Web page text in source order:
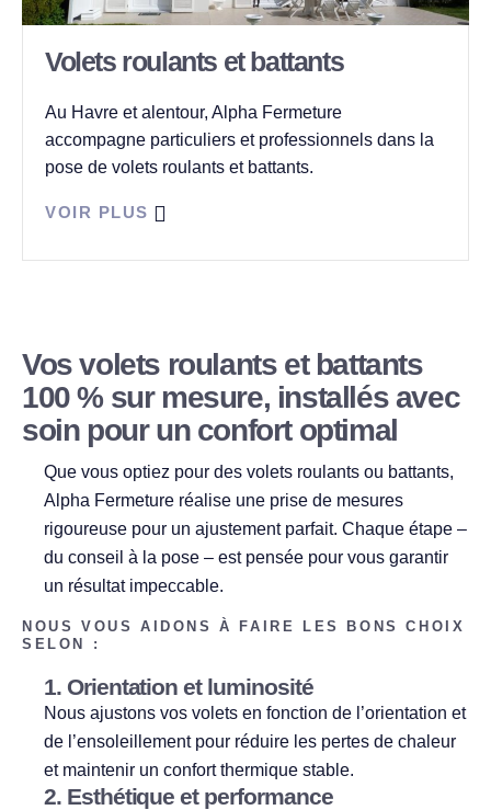
Volets roulants et battants
Au Havre et alentour, Alpha Fermeture
accompagne particuliers et professionnels dans la
pose de volets roulants et battants.
VOIR PLUS
Vos volets roulants et battants
100 % sur mesure, installés avec
soin pour un confort optimal
Que vous optiez pour des volets roulants ou battants,
Alpha Fermeture réalise une prise de mesures
rigoureuse pour un ajustement parfait. Chaque étape –
du conseil à la pose – est pensée pour vous garantir
un résultat impeccable.
NOUS VOUS AIDONS À FAIRE LES BONS CHOIX
SELON :
1. Orientation et luminosité
Nous ajustons vos volets en fonction de l’orientation et
de l’ensoleillement pour réduire les pertes de chaleur
et maintenir un confort thermique stable.
2. Esthétique et performance